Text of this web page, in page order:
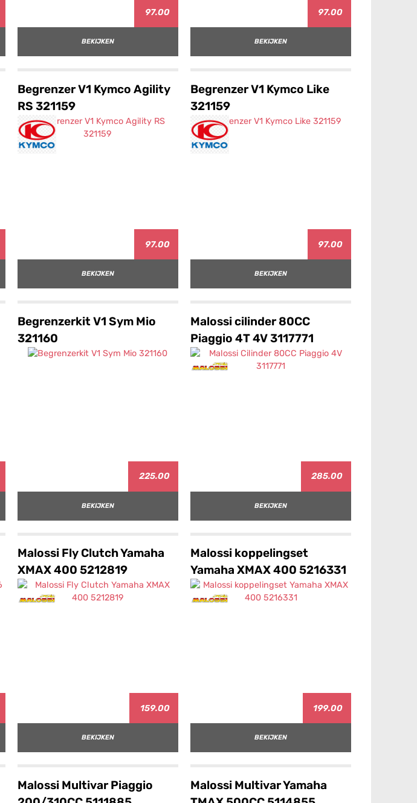
97.00
BEKIJKEN
97.00
BEKIJKEN
Begrenzer V1 Kymco Agility
RS 321159
97.00
BEKIJKEN
Begrenzer V1 Kymco Like
321159
97.00
BEKIJKEN
Begrenzerkit V1 Sym Mio
321160
225.00
BEKIJKEN
Malossi cilinder 80CC
Piaggio 4T 4V 3117771
285.00
BEKIJKEN
Malossi Fly Clutch Yamaha
XMAX 400 5212819
159.00
BEKIJKEN
Malossi koppelingset
Yamaha XMAX 400 5216331
199.00
BEKIJKEN
Malossi Multivar Piaggio
Malossi Multivar Yamaha